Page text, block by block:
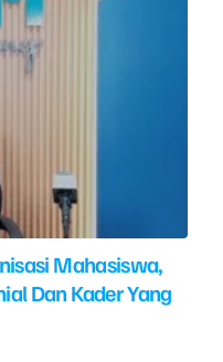
Mahasiswa,
Dan Kader Yang